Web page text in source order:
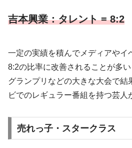
吉本興業：タレント = 8:2
一定の実績を積んでメディアやイ
8:2の比率に改善されることが多
グランプリなどの大きな大会で結
ビでのレギュラー番組を持つ芸人
売れっ子・スタークラス